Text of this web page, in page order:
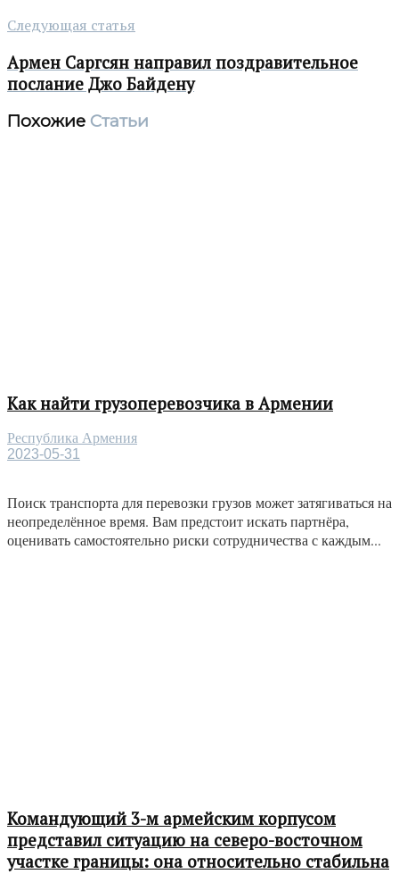
Следующая статья
Армен Саргсян направил поздравительное
послание Джо Байдену
Похожие Статьи
Как найти грузоперевозчика в Армении
Республика Армения
2023-05-31
Поиск транспорта для перевозки грузов может затягиваться на
неопределённое время. Вам предстоит искать партнёра,
оценивать самостоятельно риски сотрудничества с каждым...
Командующий 3-м армейским корпусом
представил ситуацию на северо-восточном
участке границы: она относительно стабильна